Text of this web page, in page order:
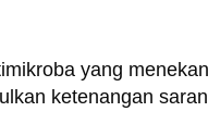
yang
ketenangan